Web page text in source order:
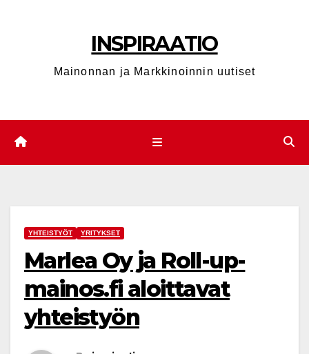
INSPIRAATIO
Mainonnan ja Markkinoinnin uutiset
YHTEISTYÖT YRITYKSET
Marlea Oy ja Roll-up-
mainos.fi aloittavat
yhteistyön